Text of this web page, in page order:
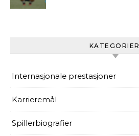
KATEGORIER
Internasjonale prestasjoner
Karrieremål
Spillerbiografier